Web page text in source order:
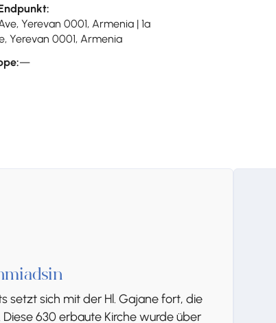
Yerevan 0001, Armenia | 1a
Yerevan 0001, Armenia
—
setzt sich mit der Hl. Gajane fort, die
630 erbaute Kirche wurde über